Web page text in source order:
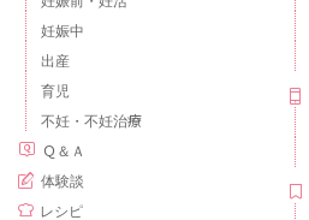
妊娠中
出産
育児
不妊・不妊治療
Ｑ＆Ａ
体験談
レシピ